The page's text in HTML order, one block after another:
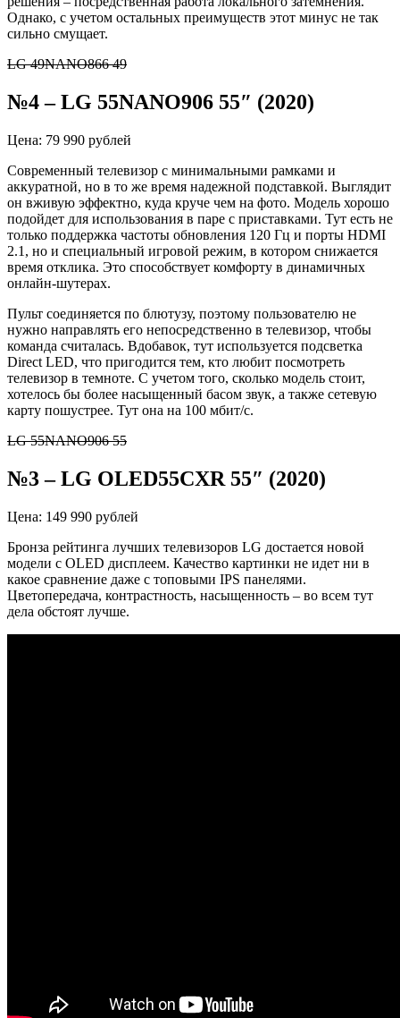
Однако, с учетом остальных преимуществ этот минус не так
сильно смущает.
LG 49NANO866 49
№4–LG 55NANO906 55″ (2020)
Цена: 79 990 рублей
Современный телевизор с минимальными рамками и
аккуратной, но в то же время надежной подставкой. Выглядит
он вживую эффектно, куда круче чем на фото. Модель хорошо
подойдет для использования в паре с приставками. Тут есть не
только поддержка частоты обновления 120 Гц и порты HDMI
2.1, но и специальный игровой режим, в котором снижается
время отклика. Это способствует комфорту в динамичных
онлайн-шутерах.
Пульт соединяется по блютузу, поэтому пользователю не
нужно направлять его непосредственно в телевизор, чтобы
команда считалась. Вдобавок, тут используется подсветка
Direct LED, что пригодится тем, кто любит посмотреть
телевизор в темноте. С учетом того, сколько модель стоит,
хотелось бы более насыщенный басом звук, а также сетевую
карту пошустрее. Тут она на 100 мбит/с.
LG 55NANO906 55
№3–LG OLED55CXR 55″ (2020)
Цена: 149 990 рублей
Бронза рейтинга лучших телевизоров LG достается новой
модели с OLED дисплеем. Качество картинки не идет ни в
какое сравнение даже с топовыми IPS панелями.
Цветопередача, контрастность, насыщенность – во всем тут
дела обстоят лучше.